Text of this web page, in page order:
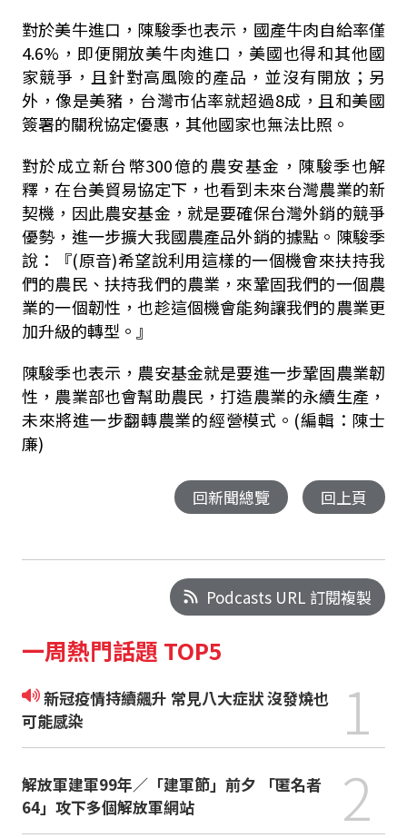
對於美牛進口，陳駿季也表示，國產牛肉自給率僅
4.6% ，即便開放美牛肉進口，美國也得和其他國
家競爭，且針對高風險的產品，並沒有開放；另
外，像是美豬，台灣市佔率就超過8成，且和美國
簽署的關稅協定優惠，其他國家也無法比照。
對於成立新台幣300億的農安基金，陳駿季也解
釋，在台美貿易協定下，也看到未來台灣農業的新
契機，因此農安基金，就是要確保台灣外銷的競爭
優勢，進一步擴大我國農產品外銷的據點。陳駿季
說：『(原音)希望說利用這樣的一個機會來扶持我
們的農民、扶持我們的農業，來鞏固我們的一個農
業的一個韌性，也趁這個機會能夠讓我們的農業更
加升級的轉型。』
陳駿季也表示，農安基金就是要進一步鞏固農業韌
性，農業部也會幫助農民，打造農業的永續生產，
未來將進一步翻轉農業的經營模式。(編輯：陳士
廉)
回新聞總覽 回上頁
Podcasts URL 訂閱複製
一周熱門話題 TOP5
新冠疫情持續飆升 常見八大症狀 沒發燒也
可能感染
1
解放軍建軍99年／「建軍節」前夕 「匿名者
64」攻下多個解放軍網站
2